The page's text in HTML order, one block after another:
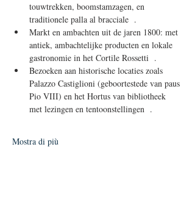
touwtrekken, boomstamzagen, en
traditionele palla al bracciale  .
Markt en ambachten uit de jaren 1800: met
antiek, ambachtelijke producten en lokale
gastronomie in het Cortile Rossetti  .
Bezoeken aan historische locaties zoals
Palazzo Castiglioni (geboortestede van paus
Pio VIII) en het Hortus van bibliotheek
met lezingen en tentoonstellingen  .
Mostra di più